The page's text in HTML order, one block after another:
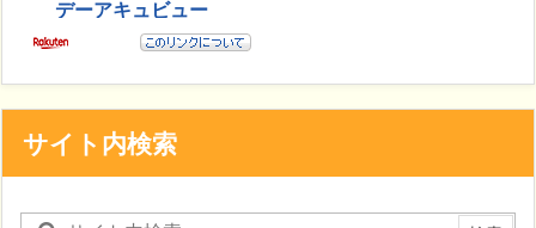
サイト内検索